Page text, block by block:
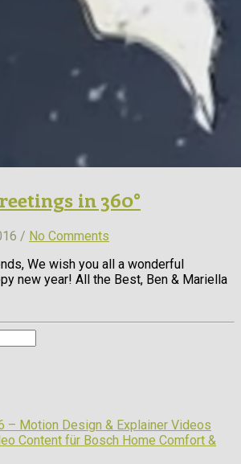
in 360°
/ No Comments
We wish you all a wonderful
new year! All the Best, Ben & Mariella
– Motion Design & Explainer Videos
Content für Bosch Home Comfort &